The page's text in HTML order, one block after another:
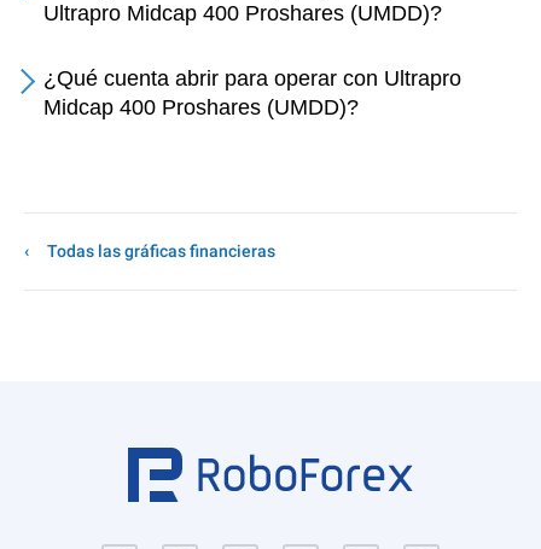
Ultrapro Midcap 400 Proshares (UMDD)?
¿Qué cuenta abrir para operar con Ultrapro
Midcap 400 Proshares (UMDD)?
Todas las gráficas financieras